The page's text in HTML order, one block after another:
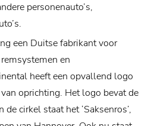
personenauto’s,
een Duitse fabrikant voor
en
heeft een opvallend logo
oprichting. Het logo bevat de
cirkel staat het ‘Saksenros’,